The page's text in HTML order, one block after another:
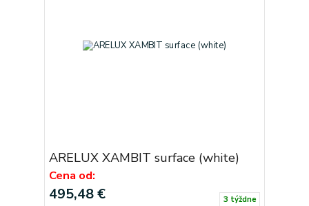
ARELUX XAMBIT surface (white)
Cena od:
495,48 € 3 týždne